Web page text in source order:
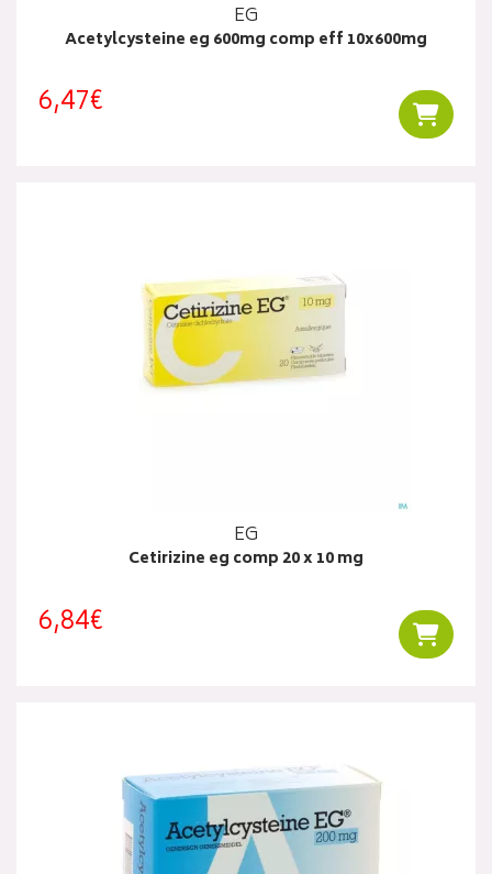
EG
Acetylcysteine eg 600mg comp eff 10x600mg
6,47€
EG
Cetirizine eg comp 20 x 10 mg
6,84€